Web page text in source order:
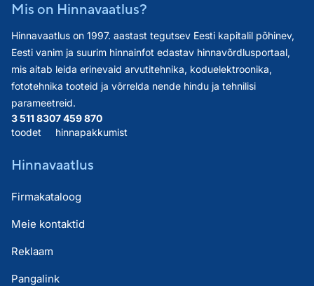
Mis on Hinnavaatlus?
Hinnavaatlus on 1997. aastast tegutsev Eesti kapitalil põhinev,
Eesti vanim ja suurim hinnainfot edastav hinnavõrdlusportaal,
mis aitab leida erinevaid arvutitehnika, koduelektroonika,
fototehnika tooteid ja võrrelda nende hindu ja tehnilisi
parameetreid.
3 511 830
toodet
7 459 870
hinnapakkumist
Hinnavaatlus
Firmakataloog
Meie kontaktid
Reklaam
Pangalink